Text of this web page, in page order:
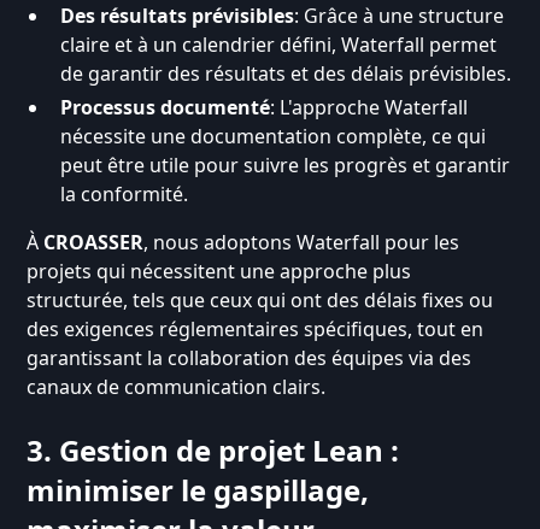
Des résultats prévisibles: Grâce à une structure
claire et à un calendrier défini, Waterfall permet
de garantir des résultats et des délais prévisibles.
Processus documenté: L'approche Waterfall
nécessite une documentation complète, ce qui
peut être utile pour suivre les progrès et garantir
la conformité.
À CROASSER, nous adoptons Waterfall pour les
projets qui nécessitent une approche plus
structurée, tels que ceux qui ont des délais fixes ou
des exigences réglementaires spécifiques, tout en
garantissant la collaboration des équipes via des
canaux de communication clairs.
3. Gestion de projet Lean :
minimiser le gaspillage,